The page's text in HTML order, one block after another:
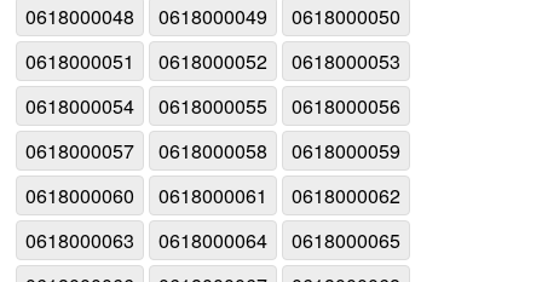
0618000048
0618000049
0618000050
0618000051
0618000052
0618000053
0618000054
0618000055
0618000056
0618000057
0618000058
0618000059
0618000060
0618000061
0618000062
0618000063
0618000064
0618000065